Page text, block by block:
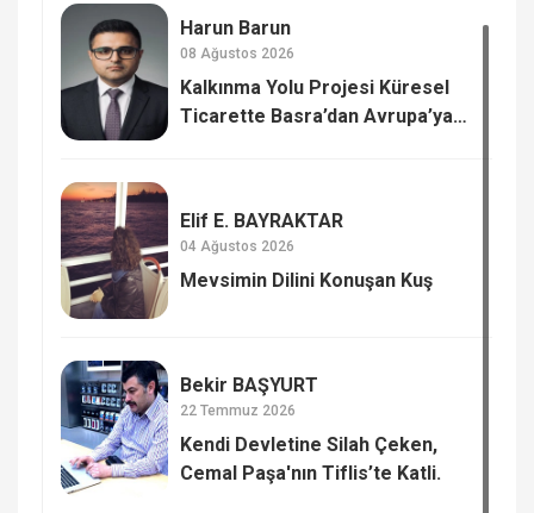
Harun Barun
08 Ağustos 2026
Kalkınma Yolu Projesi Küresel
Ticarette Basra’dan Avrupa’ya
Elif E. BAYRAKTAR
04 Ağustos 2026
Mevsimin Dilini Konuşan Kuş
Bekir BAŞYURT
22 Temmuz 2026
Kendi Devletine Silah Çeken,
Cemal Paşa'nın Tiflis’te Katli.